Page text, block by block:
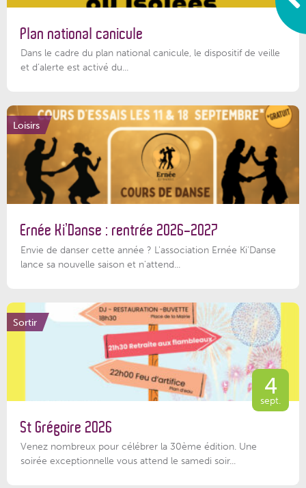
Plan national canicule
Dans le cadre du plan national canicule, le dispositif de veille
et d’alerte est activé du...
Loisirs
Ernée Ki’Danse : rentrée 2026-2027
Envie de danser cette année ? L'association Ernée Ki'Danse
lance sa nouvelle saison et n'attend...
Sortir
4
sept.
St Grégoire 2026
Venez nombreux pour célébrer la 30ème édition. Une
soirée exceptionnelle vous attend le samedi soir...